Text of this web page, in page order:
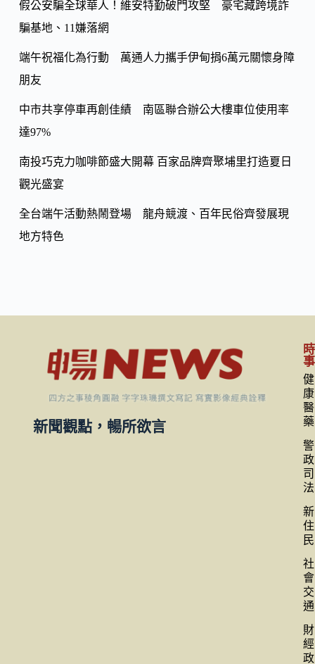
o
Li
k
假公安騙全球華人！維安特勤破門攻堅 豪宅藏跨境詐
騙基地、11嫌落網
端午祝福化為行動 萬通人力攜手伊甸捐6萬元關懷身障
朋友
中市共享停車再創佳績 南區聯合辦公大樓車位使用率
達97%
南投巧克力咖啡節盛大開幕 百家品牌齊聚埔里打造夏日
觀光盛宴
全台端午活動熱鬧登場 龍舟競渡、百年民俗齊發展現
地方特色
新聞觀點，暢所欲言
時
事
健
康
醫
藥
警
政
司
法
新
住
民
社
會
交
通
財
經
政